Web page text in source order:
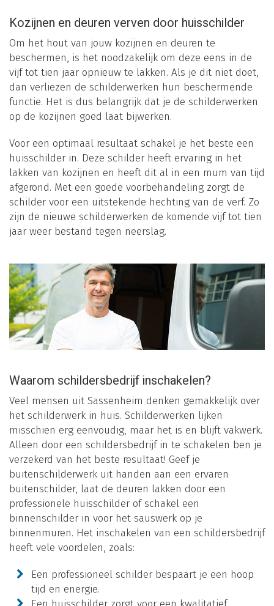
Kozijnen en deuren verven door huisschilder
Om het hout van jouw kozijnen en deuren te
beschermen, is het noodzakelijk om deze eens in de
vijf tot tien jaar opnieuw te lakken. Als je dit niet doet,
dan verliezen de schilderwerken hun beschermende
functie. Het is dus belangrijk dat je de schilderwerken
op de kozijnen goed laat bijwerken.
Voor een optimaal resultaat schakel je het beste een
huisschilder in. Deze schilder heeft ervaring in het
lakken van kozijnen en heeft dit al in een mum van tijd
afgerond. Met een goede voorbehandeling zorgt de
schilder voor een uitstekende hechting van de verf. Zo
zijn de nieuwe schilderwerken de komende vijf tot tien
jaar weer bestand tegen neerslag.
Waarom schildersbedrijf inschakelen?
Veel mensen uit Sassenheim denken gemakkelijk over
het schilderwerk in huis. Schilderwerken lijken
misschien erg eenvoudig, maar het is en blijft vakwerk.
Alleen door een schildersbedrijf in te schakelen ben je
verzekerd van het beste resultaat! Geef je
buitenschilderwerk uit handen aan een ervaren
buitenschilder, laat de deuren lakken door een
professionele huisschilder of schakel een
binnenschilder in voor het sauswerk op je
binnenmuren. Het inschakelen van een schildersbedrijf
heeft vele voordelen, zoals:
Een professioneel schilder bespaart je een hoop
tijd en energie.